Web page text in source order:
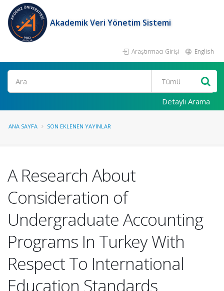
Akademik Veri Yönetim Sistemi
Araştırmacı Girişi English
Ara
Detaylı Arama
ANA SAYFA SON EKLENEN YAYINLAR
A Research About
Consideration of
Undergraduate Accounting
Programs In Turkey With
Respect To International
Education Standards